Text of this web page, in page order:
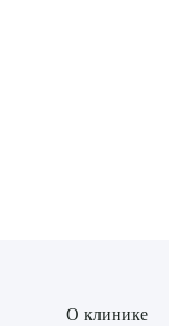
О клинике